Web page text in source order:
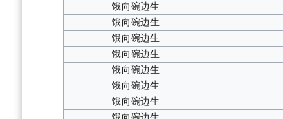
饿向碗边生
饿向碗边生
饿向碗边生
饿向碗边生
饿向碗边生
饿向碗边生
饿向碗边生